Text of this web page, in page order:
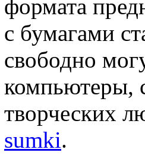
формата
с бумагами
свободно
компьютеры,
творческих
sumki.